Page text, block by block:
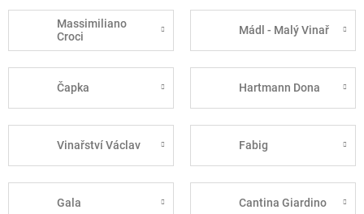
Massimiliano
Croci
Mádl - Malý Vinař
Čapka Hartmann Dona
Vinařství Václav Fabig
Gala Cantina Giardino